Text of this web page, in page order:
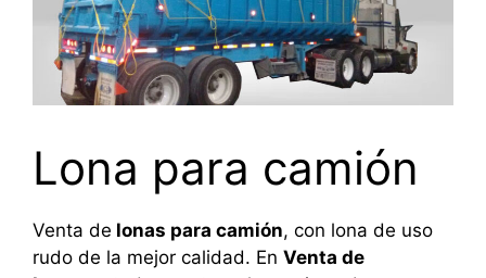
Lona para camión
Venta de lonas para camión, con lona de uso
rudo de la mejor calidad. En Venta de